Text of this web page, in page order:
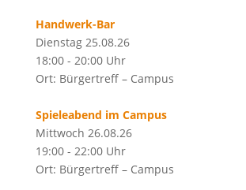
Handwerk-Bar
Dienstag 25.08.26
18:00 - 20:00 Uhr
Ort: Bürgertreff – Campus
Spieleabend im Campus
Mittwoch 26.08.26
19:00 - 22:00 Uhr
Ort: Bürgertreff – Campus